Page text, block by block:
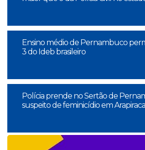
Ensino médio de Pernambuco
3 do Ideb brasileiro
Polícia prende no Sertão de
suspeito de feminicídio em Arapiraca